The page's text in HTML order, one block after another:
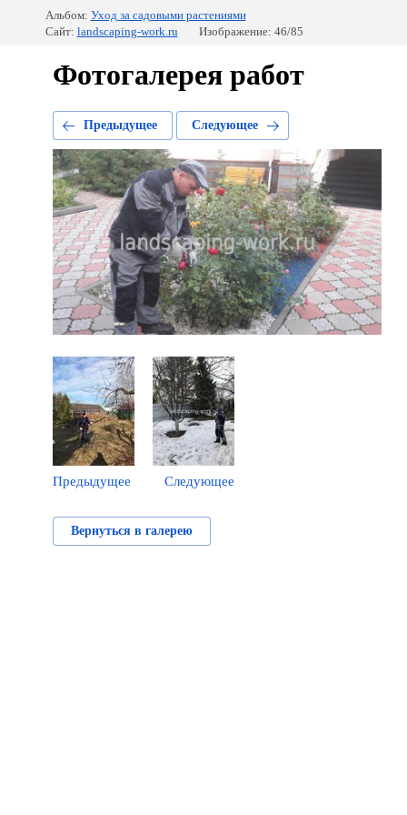
Альбом: Уход за садовыми растениями
Сайт: landscaping-work.ru Изображение: 46/85
Фотогалерея работ
Предыдущее Следующее
Предыдущее Следующее
Вернуться в галерею